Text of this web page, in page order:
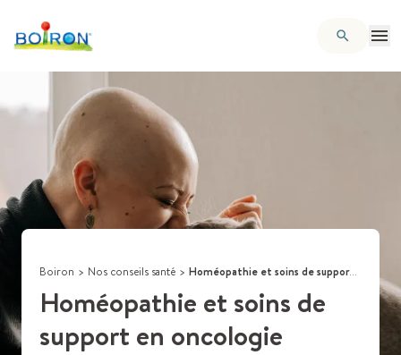
Boiron > Nos conseils santé > Homéopathie et soins de support en oncologie
Homéopathie et soins de
support en oncologie